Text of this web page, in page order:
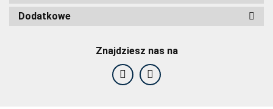
F2F Eyewear
Dodatkowe
Znajdziesz nas na